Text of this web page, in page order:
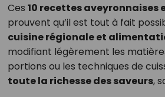
Ces 10 recettes aveyronnaises
prouvent qu’il est tout à fait
cuisine régionale et
modifiant légèrement les
portions ou les techniques de
toute la richesse des saveurs,